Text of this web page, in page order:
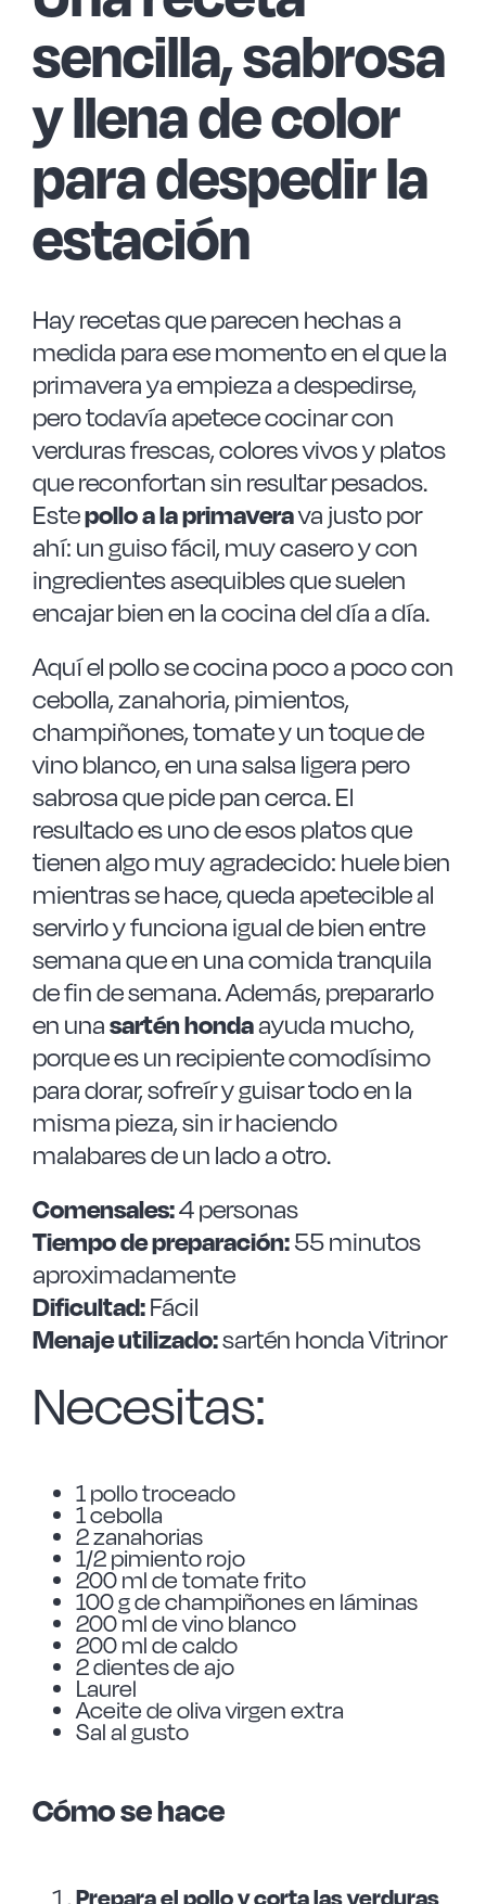
Instrucciones de seguridad
FAQ
Contacto
sencilla, sabrosa
y llena de color
para despedir la
estación
Hay recetas que parecen hechas a
medida para ese momento en el que la
primavera ya empieza a despedirse,
pero todavía apetece cocinar con
verduras frescas, colores vivos y platos
que reconfortan sin resultar pesados.
Estepollo a la primaverava justo por
ahí: un guiso fácil, muy casero y con
ingredientes asequibles que suelen
encajar bien en la cocina del día a día.
Aquí el pollo se cocina poco a poco con
cebolla, zanahoria, pimientos,
champiñones, tomate y un toque de
vino blanco, en una salsa ligera pero
sabrosa que pide pan cerca. El
resultado es uno de esos platos que
tienen algo muy agradecido: huele bien
mientras se hace, queda apetecible al
servirlo y funciona igual de bien entre
semana que en una comida tranquila
de fin de semana. Además, prepararlo
en unasartén hondaayuda mucho,
porque es un recipiente comodísimo
para dorar, sofreír y guisar todo en la
misma pieza, sin ir haciendo
malabares de un lado a otro.
Comensales:4 personas
Tiempo de preparación:55 minutos
aproximadamente
Dificultad:Fácil
Menaje utilizado:sartén honda Vitrinor
Necesitas:
1 pollo troceado
1 cebolla
2 zanahorias
1/2 pimiento rojo
200 ml de tomate frito
100 g de champiñones en láminas
200 ml de vino blanco
200 ml de caldo
2 dientes de ajo
Laurel
Aceite de oliva virgen extra
Sal al gusto
Cómo se hace
Prepara el pollo y corta las verduras